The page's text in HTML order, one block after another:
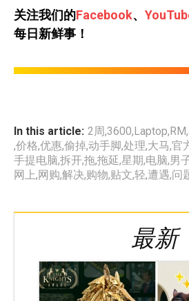
关注我们的Facebook、
每日新鲜事！
In this article: 2周,3600, Laptop, RM,
,价格,优惠,偷掉,动手脚,处理,大马,官
手提电脑,拆开,拖,拖延,星期,电脑,男
网上,网购,解决,购物,贴文,轻,遭遇,问
最新